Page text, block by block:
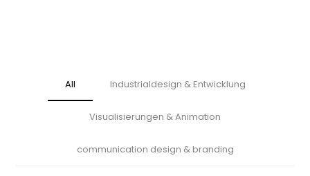
All Industrialdesign & Entwicklung
Visualisierungen & Animation
communication design & branding